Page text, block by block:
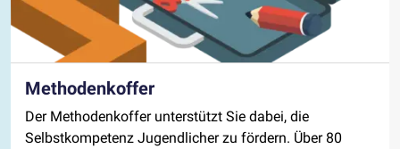
Methodenkoffer
Der Methodenkoffer unterstützt Sie dabei, die
Selbstkompetenz Jugendlicher zu fördern. Über 80